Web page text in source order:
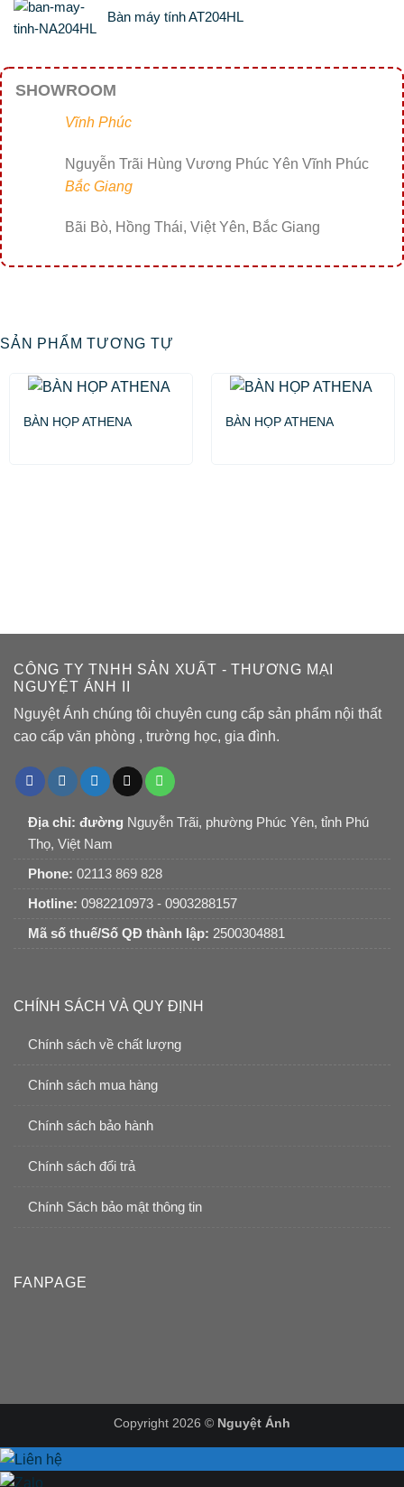
Bàn máy tính AT204HL
SHOWROOM
Vĩnh Phúc
Nguyễn Trãi Hùng Vương Phúc Yên Vĩnh Phúc
Bắc Giang
Bãi Bò, Hồng Thái, Việt Yên, Bắc Giang
SẢN PHẨM TƯƠNG TỰ
BÀN HỌP ATHENA BÀN HỌP ATHENA
CÔNG TY TNHH SẢN XUẤT - THƯƠNG MẠI
NGUYỆT ÁNH II
Nguyệt Ánh chúng tôi chuyên cung cấp sản phẩm nội thất
cao cấp văn phòng , trường học, gia đình.
Địa chỉ: đường Nguyễn Trãi, phường Phúc Yên, tỉnh Phú
Thọ, Việt Nam
Phone: 02113 869 828
Hotline: 0982210973 - 0903288157
Mã số thuế/Số QĐ thành lập: 2500304881
CHÍNH SÁCH VÀ QUY ĐỊNH
Chính sách về chất lượng
Chính sách mua hàng
Chính sách bảo hành
Chính sách đổi trả
Chính Sách bảo mật thông tin
FANPAGE
Copyright 2026 © Nguyệt Ánh